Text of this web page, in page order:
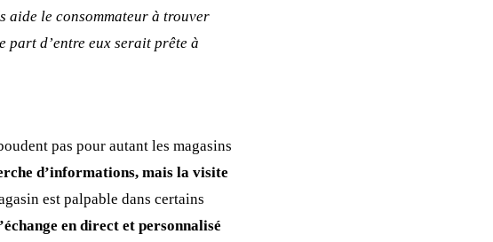
aide le consommateur à trouver
part d’entre eux serait prête à
pas pour autant les magasins
d’informations, mais la visite
est palpable dans certains
en direct et personnalisé